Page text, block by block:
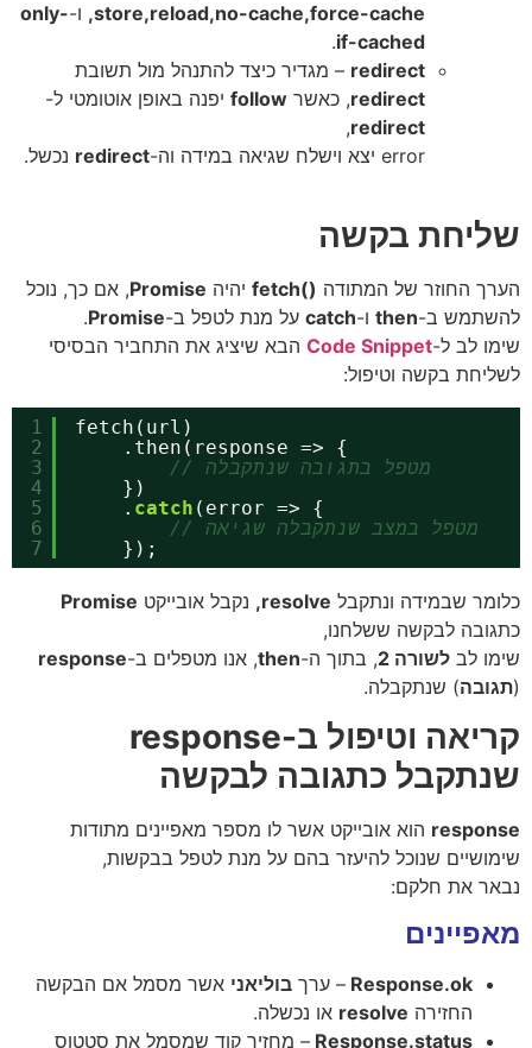
store,reload,no-cache,force-cache, ו-only-
if-cached
.
redirect – מגדיר כיצד להתנהל מול תשובת
redirect, כאשר follow יפנה באופן אוטומטי ל-
redirect
,
error יצא וישלח שגיאה במידה וה-
redirect נכשל.
שליחת בקשה
הערך החוזר של המתודה ()fetch יהיה Promise, אם כך, נוכל
להשתמש ב-then ו-catch על מנת לטפל ב-Promise
.
שימו לב ל-Code Snippet הבא שיציג את התחביר הבסיסי
לשליחת בקשה וטיפול:
1
2
3
4
5
6
7
fetch(url)
.then(response => {
// מטפל בתגובה שנתקבלה
})
. catch (error => {
// מטפל במצב שנתקבלה שגיאה
});
כלומר שבמידה ונתקבל resolve, נקבל אובייקט Promise
כתגובה לבקשה ששלחנו,
שימו לב לשורה 2 , בתוך ה-then, אנו מטפלים ב-response
(תגובה) שנתקבלה.
קריאה וטיפול ב-response
שנתקבל כתגובה לבקשה
response הוא אובייקט אשר לו מספר מאפיינים מתודות
שימושיים שנוכל להיעזר בהם על מנת לטפל בבקשות,
נבאר את חלקם:
מאפיינים
Response.ok – ערך בוליאני אשר מסמל אם הבקשה
החזירה resolve או נכשלה.
Response.status – מחזיר קוד שמסמל את סטטוס